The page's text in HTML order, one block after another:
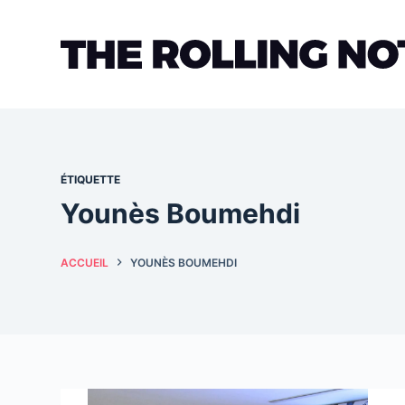
ÉTIQUETTE
Younès Boumehdi
ACCUEIL YOUNÈS BOUMEHDI